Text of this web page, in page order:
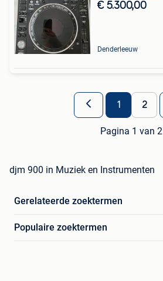
€ 5.300,00
Denderleeuw
1 2
Pagina 1 van 2
djm 900 in Muziek en Instrumenten
Gerelateerde zoektermen
Populaire zoektermen